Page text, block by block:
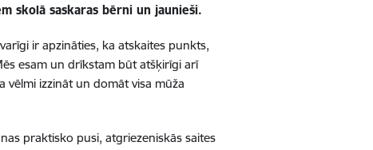
skolā saskaras bērni un jaunieši.
ir apzināties, ka atskaites punkts,
esam un drīkstam būt atšķirīgi arī
vēlmi izzināt un domāt visa mūža
praktisko pusi, atgriezeniskās saites